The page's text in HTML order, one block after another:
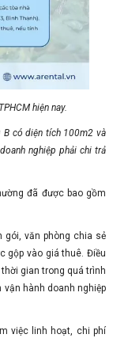
hiện nay.
B có diện tích 100m2 và
nghiệp phải chi trả
đã được bao gồm
gói, văn phòng chia sẻ
gộp vào giá thuê. Điều
gian trong quá trình
vận hành doanh nghiệp
việc linh hoạt, chi phí